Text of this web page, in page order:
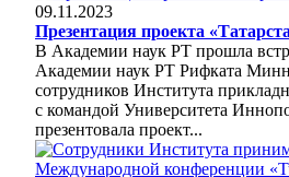
09.11.2023
Презентация проекта
В Академии наук РТ прошла
Академии наук РТ Рифката
сотрудников Института
с командой Университета
презентовала проект...